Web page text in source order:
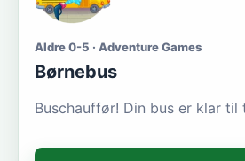
Aldre 0-5 · Adventure Games
Børnebus
Buschauffør! Din bus er klar til